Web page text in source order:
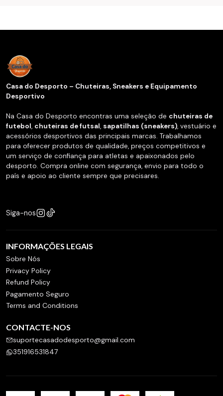
Casa do Desporto – Chuteiras, Sneakers e Equipamento
Desportivo
Na Casa do Desporto encontras uma seleção de chuteiras de
futebol, chuteiras de futsal, sapatilhas (sneakers), vestuário e
acessórios desportivos das principais marcas. Trabalhamos
para oferecer produtos de qualidade, preços competitivos e
um serviço de confiança para atletas e apaixonados pelo
desporto. Compra online com segurança, envio para todo o
país e apoio ao cliente sempre que precisares.
Siga-nos
INFORMAÇÕES LEGAIS
Sobre Nós
Privacy Policy
Refund Policy
Pagamento Seguro
Terms and Conditions
CONTACTE-NOS
suportecasadodesporto@gmail.com
351916531847